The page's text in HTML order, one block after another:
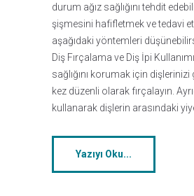
durum ağız sağlığını tehdit
şişmesini hafifletmek ve tedavi
aşağıdaki yöntemleri
Diş Fırçalama ve Diş İpi
sağlığını korumak için dişlerinizi
kez düzenli olarak fırçalayın.
kullanarak dişlerin arasındaki
Yazıyı Oku...